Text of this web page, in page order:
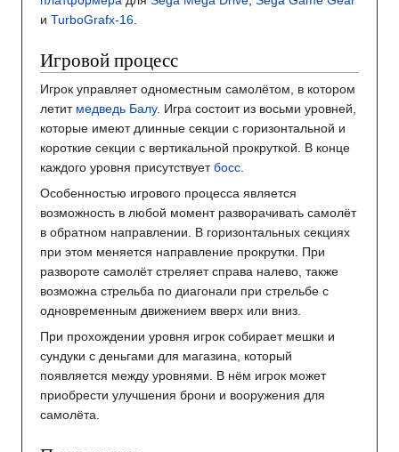
и TurboGrafx-16.
Игровой процесс
Игрок управляет одноместным самолётом, в котором
летит медведь Балу. Игра состоит из восьми уровней,
которые имеют длинные секции с горизонтальной и
короткие секции с вертикальной прокруткой. В конце
каждого уровня присутствуетбосс.
Особенностью игрового процесса является
возможность в любой момент разворачивать самолёт
в обратном направлении. В горизонтальных секциях
при этом меняется направление прокрутки. При
развороте самолёт стреляет справа налево, также
возможна стрельба по диагонали при стрельбе с
одновременным движением вверх или вниз.
При прохождении уровня игрок собирает мешки и
сундуки с деньгами для магазина, который
появляется между уровнями. В нём игрок может
приобрести улучшения брони и вооружения для
самолёта.